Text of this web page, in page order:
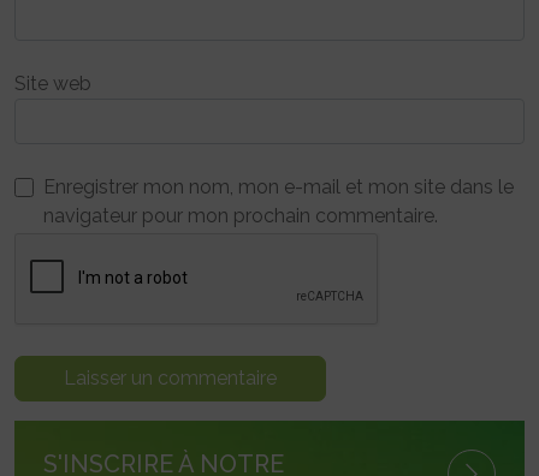
Site web
Enregistrer mon nom, mon e-mail et mon site dans le
navigateur pour mon prochain commentaire.
S'INSCRIRE À NOTRE